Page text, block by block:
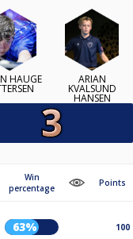
HAUGE
ARIAN
KVALSUND
HANSEN
Win
percentage
Points
63% 100